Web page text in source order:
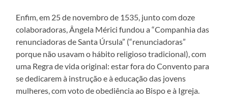
Enfim, em 25 de novembro de 1535, junto com doze
colaboradoras, Ângela Mérici fundou a “Companhia das
renunciadoras de Santa Úrsula” (“renunciadoras”
porque não usavam o hábito religioso tradicional), com
uma Regra de vida original: estar fora do Convento para
se dedicarem à instrução e à educação das jovens
mulheres, com voto de obediência ao Bispo e à Igreja.